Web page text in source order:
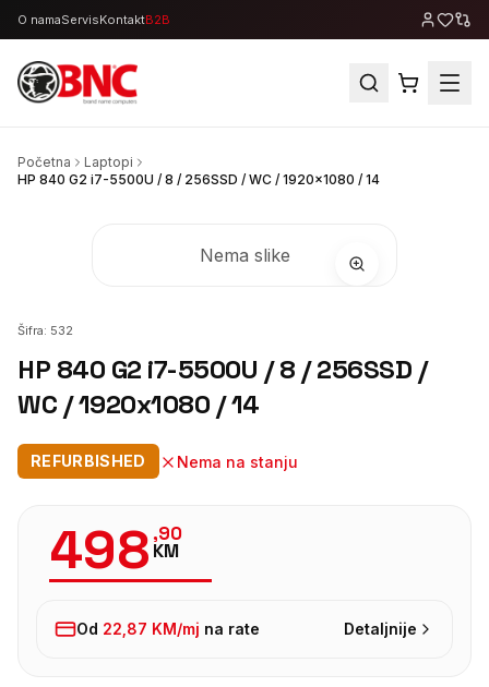
O namaServisKontaktB2B
Početna
Laptopi
HP 840 G2 i7-5500U / 8 / 256SSD / WC / 1920x1080 / 14
Nema slike
Šifra: 532
HP 840 G2 i7-5500U / 8 / 256SSD /
WC / 1920x1080 / 14
REFURBISHED Nema na stanju
498,90
KM
Od 22,87 KM/mj na rate Detaljnije